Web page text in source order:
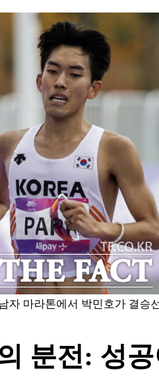
자 마라톤에서 박민호가 결승
분전: 성